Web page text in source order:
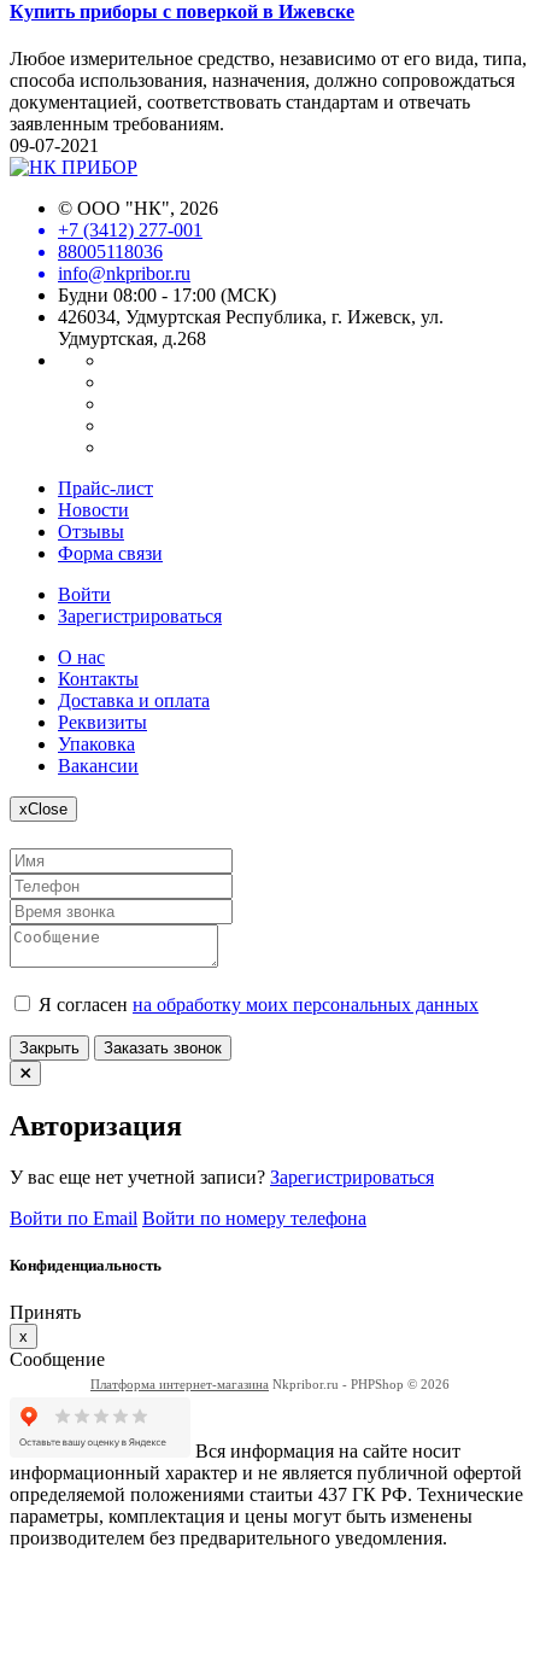
Купить приборы с поверкой в Ижевске
Любое измерительное средство, независимо от его вида, типа,
способа использования, назначения, должно сопровождаться
документацией, соответствовать стандартам и отвечать
заявленным требованиям.
09-07-2021
© ООО "НК", 2026
+7 (3412) 277-001
88005118036
info@nkpribor.ru
Будни 08:00 - 17:00 (МСК)
426034, Удмуртская Республика, г. Ижевск, ул.
Удмуртская, д.268
Прайс-лист
Новости
Отзывы
Форма связи
Войти
Зарегистрироваться
О нас
Контакты
Доставка и оплата
Реквизиты
Упаковка
Вакансии
xClose
Я согласен на обработку моих персональных данных
Закрыть Заказать звонок
Авторизация
У вас еще нет учетной записи? Зарегистрироваться
Войти по Email Войти по номеру телефона
Конфиденциальность
Принять
x
Сообщение
Платформа интернет-магазина Nkpribor.ru - PHPShop © 2026
Вся информация на сайте носит
информационный характер и не является публичной офертой
определяемой положениями стаитьи 437 ГК РФ. Технические
параметры, комплектация и цены могут быть изменены
производителем без предварительного уведомления.